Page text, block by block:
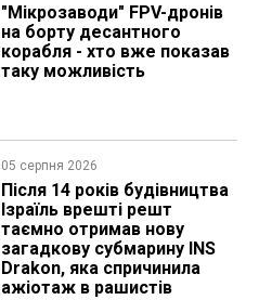
"Мікрозаводи" FPV-дронів
на борту десантного
корабля - хто вже показав
таку можливість
05 серпня 2026
Після 14 років будівництва
Ізраїль врешті решт
таємно отримав нову
загадкову субмарину INS
Drakon, яка спричинила
ажіотаж в рашистів